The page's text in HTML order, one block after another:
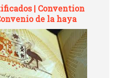
| Convention
de la haya